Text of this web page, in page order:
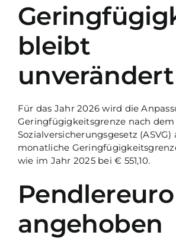
bleibt
unverändert
Für das Jahr 2026 wird die
Geringfügigkeitsgrenze nach
Sozialversicherungsgesetz (ASVG)
monatliche
wie im Jahr 2025 bei € 551,10.
angehoben